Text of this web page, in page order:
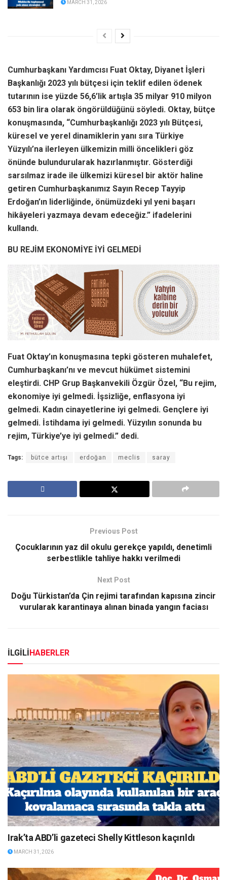
MARCH 31, 2026
Cumhurbaşkanı Yardımcısı Fuat Oktay, Diyanet İşleri
Başkanlığı 2023 yılı bütçesi için teklif edilen ödenek
tutarının ise yüzde 56,6’lik artışla 35 milyar 910 milyon
653 bin lira olarak öngörüldüğünü söyledi. Oktay, bütçe
konuşmasında, “Cumhurbaşkanlığı 2023 yılı Bütçesi,
küresel ve yerel dinamiklerin yanı sıra Türkiye
Yüzyılı’na ilerleyen ülkemizin milli öncelikleri göz
önünde bulundurularak hazırlanmıştır. Gösterdiği
sarsılmaz irade ile ülkemizi küresel bir aktör haline
getiren Cumhurbaşkanımız Sayın Recep Tayyip
Erdoğan’ın liderliğinde, önümüzdeki yıl yeni başarı
hikâyeleri yazmaya devam edeceğiz.” ifadelerini
kullandı.
BU REJİM EKONOMİYE İYİ GELMEDİ
Fuat Oktay’ın konuşmasına tepki gösteren muhalefet,
Cumhurbaşkanı’nı ve mevcut hükümet sistemini
eleştirdi. CHP Grup Başkanvekili Özgür Özel, “Bu rejim,
ekonomiye iyi gelmedi. İşsizliğe, enflasyona iyi
gelmedi. Kadın cinayetlerine iyi gelmedi. Gençlere iyi
gelmedi. İstihdama iyi gelmedi. Yüzyılın sonunda bu
rejim, Türkiye’ye iyi gelmedi.” dedi.
Tags: bütce artışı erdoğan meclis saray
Previous Post
Çocuklarının yaz dil okulu gerekçe yapıldı, denetimli
serbestlikle tahliye hakkı verilmedi
Next Post
Doğu Türkistan’da Çin rejimi tarafından kapısına zincir
vurularak karantinaya alınan binada yangın faciası
İLGİLİ HABERLER
Irak’ta ABD’li gazeteci Shelly Kittleson kaçırıldı
MARCH 31, 2026